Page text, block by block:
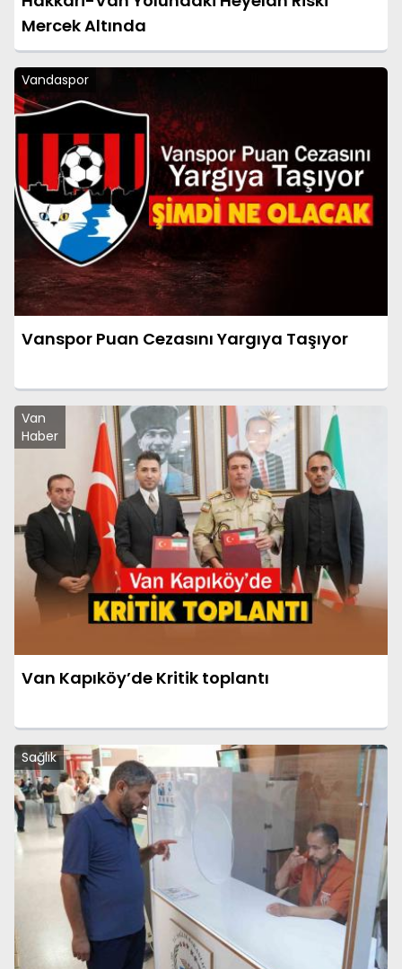
Mercek Altında
Vandaspor
Vanspor Puan Cezasını Yargıya Taşıyor
Van
Haber
Van Kapıköy’de Kritik toplantı
Sağlık